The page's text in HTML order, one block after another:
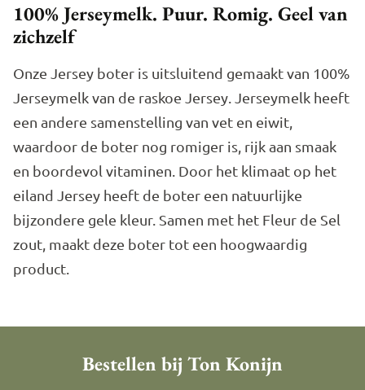
100% Jerseymelk. Puur. Romig. Geel van
zichzelf
Onze Jersey boter is uitsluitend gemaakt van 100%
Jerseymelk van de raskoe Jersey. Jerseymelk heeft
een andere samenstelling van vet en eiwit,
waardoor de boter nog romiger is, rijk aan smaak
en boordevol vitaminen. Door het klimaat op het
eiland Jersey heeft de boter een natuurlijke
bijzondere gele kleur. Samen met het Fleur de Sel
zout, maakt deze boter tot een hoogwaardig
product.
Bestellen bij Ton Konijn